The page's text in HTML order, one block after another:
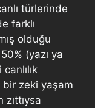
türlerinde
farklı
olduğu
(yazı ya
bir zeki yaşam
zıttıysa